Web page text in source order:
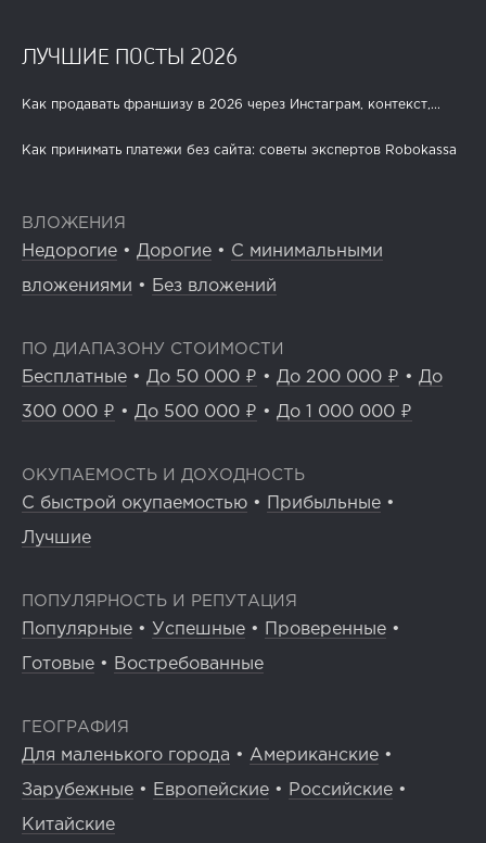
ЛУЧШИЕ ПОСТЫ 2026
Как продавать франшизу в 2026 через Инстаграм, контекст,...
Как принимать платежи без сайта: советы экспертов Robokassa
ВЛОЖЕНИЯ
Недорогие • Дорогие • С минимальными
вложениями • Без вложений
ПО ДИАПАЗОНУ СТОИМОСТИ
Бесплатные • До 50 000 ₽ • До 200 000 ₽ • До
300 000 ₽ • До 500 000 ₽ • До 1 000 000 ₽
ОКУПАЕМОСТЬ И ДОХОДНОСТЬ
С быстрой окупаемостью • Прибыльные •
Лучшие
ПОПУЛЯРНОСТЬ И РЕПУТАЦИЯ
Популярные • Успешные • Проверенные •
Готовые • Востребованные
ГЕОГРАФИЯ
Для маленького города • Американские •
Зарубежные • Европейские • Российские •
Китайские